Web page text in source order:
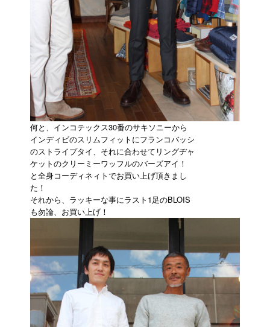
何と、インコテックス30番のサキソニーから
インディビのスリムフィットにフランコバッシ
のストライプタイ、それに合わせてリングヂャ
ケットのクリーミーワッフルのバーズアイ！
と全身コーディネィトでお買い上げ頂きまし
た！
それから、ラッキーな事にラスト1足のBLOIS
も勿論、お買い上げ！